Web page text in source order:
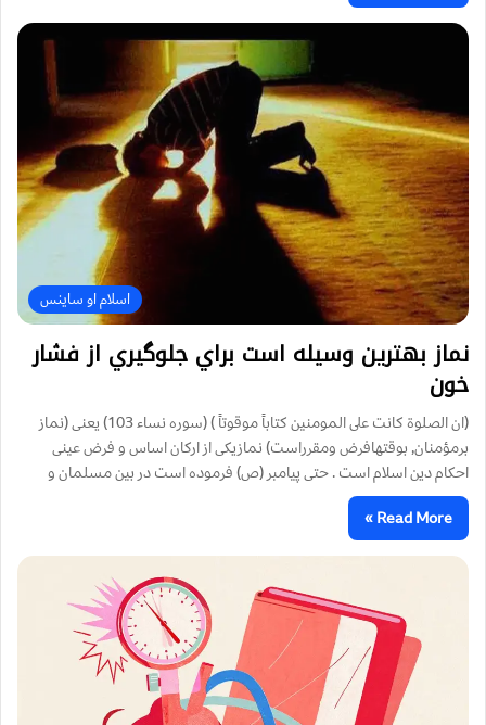
اسلام او ساینس
نماز بهترين وسيله است براي جلوگيري از فشار
خون
(ان الصلوة كانت على المومنين كتاباً موقوتاً ) (سوره نساء 103) يعنى (نماز
برمؤمنان, بوقتهافرض ومقرراست) نمازيكى از اركان اساس و فرض عينى
احكام دين اسلام است . حتى پيامبر (ص) فرموده است در بين مسلمان و
Read More »